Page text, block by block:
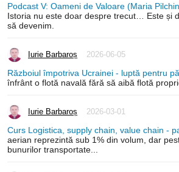
Podcast V: Oameni de Valoare (Maria
Istoria nu este doar despre trecut… Este și
să devenim.
Iurie Barbaroș 2026-06-05
Războiul împotriva Ucrainei - luptă pentru
înfrânt o flotă navală fără să aibă flotă
Iurie Barbaroș 2026-03-01
Curs Logistica, supply chain, value chain -
aerian reprezintă sub 1% din volum, dar
bunurilor transportate...